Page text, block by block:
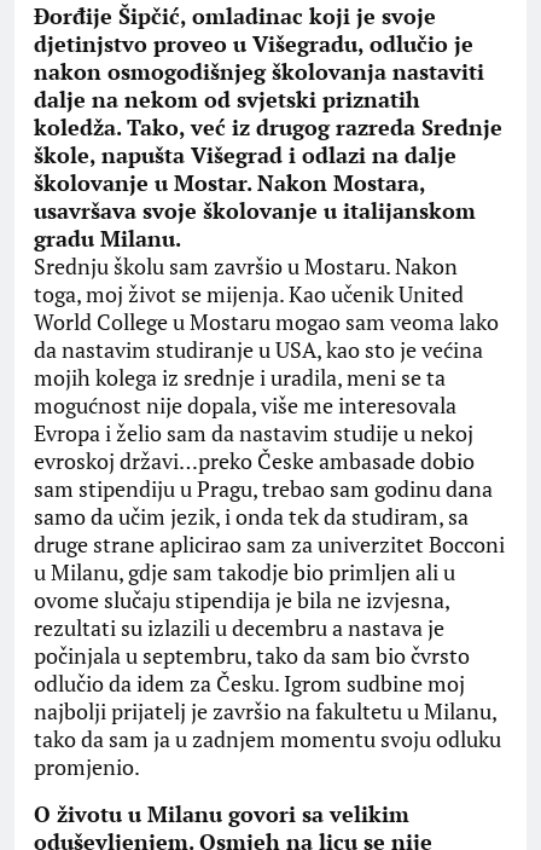
Đorđije Šipčić, omladinac koji je svoje
djetinjstvo proveo u Višegradu, odlučio je
nakon osmogodišnjeg školovanja nastaviti
dalje na nekom od svjetski priznatih
koledža. Tako, već iz drugog razreda Srednje
škole, napušta Višegrad i odlazi na dalje
školovanje u Mostar. Nakon Mostara,
usavršava svoje školovanje u italijanskom
gradu Milanu.
Srednju školu sam završio u Mostaru. Nakon
toga, moj život se mijenja. Kao učenik United
World College u Mostaru mogao sam veoma lako
da nastavim studiranje u USA, kao sto je većina
mojih kolega iz srednje i uradila, meni se ta
mogućnost nije dopala, više me interesovala
Evropa i želio sam da nastavim studije u nekoj
evroskoj državi…preko Česke ambasade dobio
sam stipendiju u Pragu, trebao sam godinu dana
samo da učim jezik, i onda tek da studiram, sa
druge strane aplicirao sam za univerzitet Bocconi
u Milanu, gdje sam takodje bio primljen ali u
ovome slučaju stipendija je bila ne izvjesna,
rezultati su izlazili u decembru a nastava je
počinjala u septembru, tako da sam bio čvrsto
odlučio da idem za Česku. Igrom sudbine moj
najbolji prijatelj je završio na fakultetu u Milanu,
tako da sam ja u zadnjem momentu svoju odluku
promjenio.
O životu u Milanu govori sa velikim
oduševljenjem. Osmjeh na licu se nije